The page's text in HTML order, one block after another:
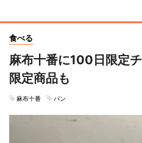
食べる
麻布十番に100日限定
限定商品も
麻布十番 パン